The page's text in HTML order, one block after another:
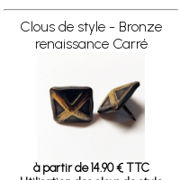
Clous de style - Bronze
renaissance Carré
à partir de 14.90 € TTC